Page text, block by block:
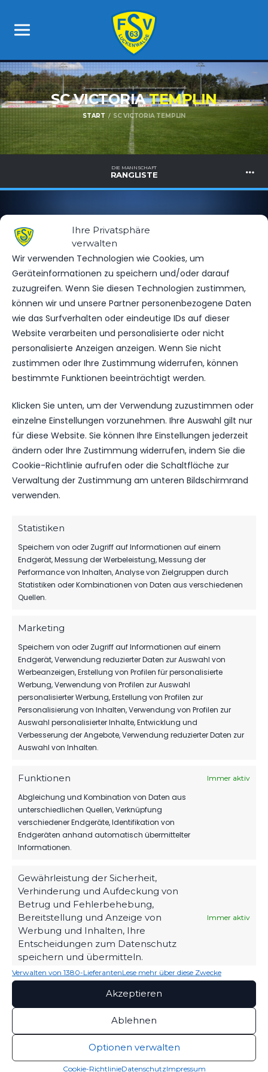
Ihre Privatsphäre
verwalten
Wir verwenden Technologien wie Cookies, um
Geräteinformationen zu speichern und/oder darauf
zuzugreifen. Wenn Sie diesen Technologien zustimmen,
können wir und unsere Partner personenbezogene Daten
wie das Surfverhalten oder eindeutige IDs auf dieser
Website verarbeiten und personalisierte oder nicht
personalisierte Anzeigen anzeigen. Wenn Sie nicht
zustimmen oder Ihre Zustimmung widerrufen, können
bestimmte Funktionen beeinträchtigt werden.
Klicken Sie unten, um der Verwendung zuzustimmen oder
einzelne Einstellungen vorzunehmen. Ihre Auswahl gilt nur
für diese Website. Sie können Ihre Einstellungen jederzeit
ändern oder Ihre Zustimmung widerrufen, indem Sie die
Cookie-Richtlinie aufrufen oder die Schaltfläche zur
Verwaltung der Zustimmung am unteren Bildschirmrand
verwenden.
Statistiken
Speichern von oder Zugriff auf Informationen auf einem
Endgerät, Messung der Werbeleistung, Messung der
Performance von Inhalten, Analyse von Zielgruppen durch
Statistiken oder Kombinationen von Daten aus verschiedenen
Quellen.
Marketing
Speichern von oder Zugriff auf Informationen auf einem
Endgerät, Verwendung reduzierter Daten zur Auswahl von
Werbeanzeigen, Erstellung von Profilen für personalisierte
Werbung, Verwendung von Profilen zur Auswahl
personalisierter Werbung, Erstellung von Profilen zur
Personalisierung von Inhalten, Verwendung von Profilen zur
Auswahl personalisierter Inhalte, Entwicklung und
Verbesserung der Angebote, Verwendung reduzierter Daten zur
Auswahl von Inhalten.
Funktionen Immer aktiv
Abgleichung und Kombination von Daten aus
unterschiedlichen Quellen, Verknüpfung
verschiedener Endgeräte, Identifikation von
Endgeräten anhand automatisch übermittelter
Informationen.
Gewährleistung der Sicherheit,
Verhinderung und Aufdeckung von
Betrug und Fehlerbehebung,
Bereitstellung und Anzeige von
Werbung und Inhalten, Ihre
Entscheidungen zum Datenschutz
speichern und übermitteln.
Immer aktiv
Verwalten von 1380-LieferantenLese mehr über diese Zwecke
Akzeptieren
Ablehnen
Optionen verwalten
Cookie-RichtlinieDatenschutzImpressum
SC VICTORIATEMPLIN
START SC VICTORIA TEMPLIN
DIE MANNSCHAFT
RANGLISTE
OFFIZIELLE VEREINSSEITE
DEIN HEIMSPIEL. DEIN FSV.
kompakt auf einen Blick.
TICKETS
Eintrittspreise & Spieltag
Nächste Partien ansehen
PARTNER WERDEN
FSV 63 LUCKENWALDE
E.V.
Luckenwalde.
SEIT
1963
ZUHAUSE
STANDORT
Luckenwalde
Straße des Friedens 42
14943 Luckenwalde
Kontakt aufnehmen
NEUESTE NACHRICHTEN
TIM MEYER WECHSELT
ZU GERMANIA
HALBERSTADT
7. August 2026
6. August 2026
HERBER DÄMPFER
AUF DEM WEG ZUM
WIR VERPFLICHTEN
31. Juli 2026
PARTNER & VERBÄNDE